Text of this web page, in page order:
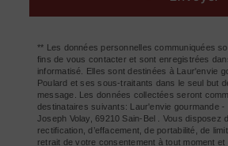
** Les données personnelles communiquées
fins de vous contacter et sont enregistrées
informatisé. Elles sont destinées à Laur'envie
Poulard et ses sous-traitants dans le seul but
message. Les données collectées seront
destinataires suivants: Laur'envie gourmande -
Joseph Volay, 69210 Sain-Bel . Vous disposez
rectification, d’effacement, de portabilité, de
retrait de votre consentement à tout moment et